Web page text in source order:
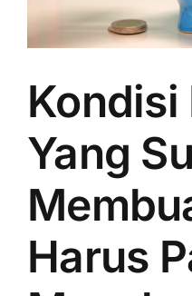
Kondisi
Yang
Harus